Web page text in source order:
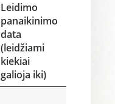
Leidimo
panaikinimo
data
(leidžiami
kiekiai
galioja iki)